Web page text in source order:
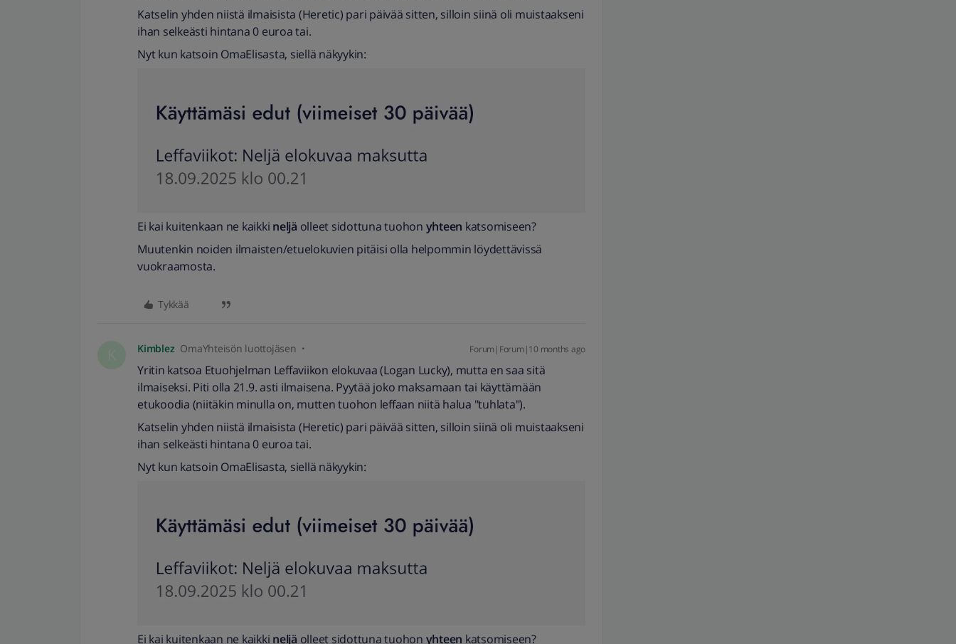
Katselin yhden niistä ilmaisista (Heretic) pari päivää sitten, silloin siinä oli muistaakseni
ihan selkeästi hintana 0 euroa tai.
Nyt kun katsoin OmaElisasta, siellä näkyykin:
Ei kai kuitenkaan ne kaikki neljä olleet sidottuna tuohon yhteen katsomiseen?
Muutenkin noiden ilmaisten/etuelokuvien pitäisi olla helpommin löydettävissä
vuokraamosta.
Tykkää
Kimblez OmaYhteisön luottojäsen Forum|Forum|10 months ago
Yritin katsoa Etuohjelman Leffaviikon elokuvaa (Logan Lucky), mutta en saa sitä
ilmaiseksi. Piti olla 21.9. asti ilmaisena. Pyytää joko maksamaan tai käyttämään
etukoodia (niitäkin minulla on, mutten tuohon leffaan niitä halua "tuhlata").
Katselin yhden niistä ilmaisista (Heretic) pari päivää sitten, silloin siinä oli muistaakseni
ihan selkeästi hintana 0 euroa tai.
Nyt kun katsoin OmaElisasta, siellä näkyykin:
Ei kai kuitenkaan ne kaikki neljä olleet sidottuna tuohon yhteen katsomiseen?